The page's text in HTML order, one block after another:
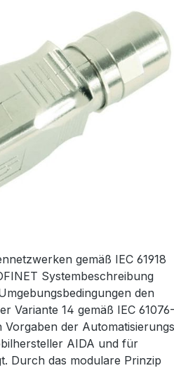
gemäß IEC 61918
Systembeschreibung
den
Variante 14 gemäß IEC 61076-
Vorgaben der
AIDA und für
Durch das modulare Prinzip